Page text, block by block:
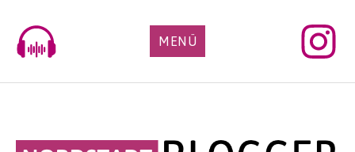
content
MENÜ